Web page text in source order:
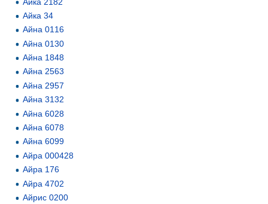
Айка 34
Айна 0116
Айна 0130
Айна 1848
Айна 2563
Айна 2957
Айна 3132
Айна 6028
Айна 6078
Айна 6099
Айра 000428
Айра 176
Айра 4702
Айрис 0200